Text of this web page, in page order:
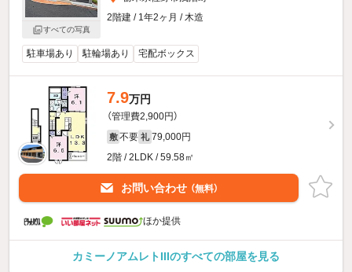
すべての写真
2階建 / 1年2ヶ月 / 木造
駐車場あり 駐輪場あり 宅配ボックス
7.9万円
（管理費2,900円）
敷 不要 礼 79,000円
2階 / 2LDK / 59.58㎡
お問い合わせ （無料）
ほか提供
カミーノアムレトIIIのすべての部屋を見る